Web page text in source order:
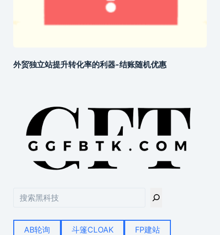
外贸独立站提升转化率的利器-结账随机优惠
AB轮询 斗篷CLOAK
FP建站